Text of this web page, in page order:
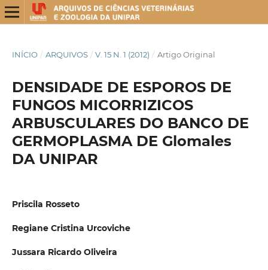
INÍCIO / ARQUIVOS / V. 15 N. 1 (2012) / Artigo Original
DENSIDADE DE ESPOROS DE
FUNGOS MICORRIZICOS
ARBUSCULARES DO BANCO DE
GERMOPLASMA DE Glomales
DA UNIPAR
Priscila Rosseto
Regiane Cristina Urcoviche
Jussara Ricardo Oliveira